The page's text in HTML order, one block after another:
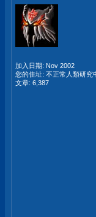
加入日期: Nov 2002
您的住址: 不正常人類研究
文章: 6,387